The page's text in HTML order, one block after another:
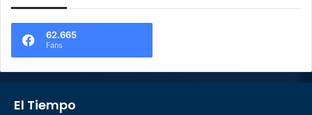
62.665
Fans
El Tiempo